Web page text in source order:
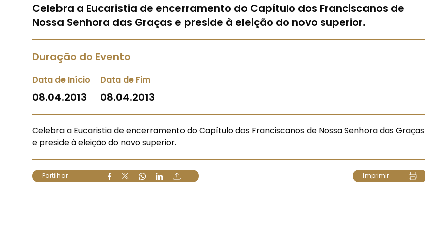
Celebra a Eucaristia de encerramento do Capítulo dos Franciscanos de
Nossa Senhora das Graças e preside à eleição do novo superior.
Duração do Evento
Data de Início
08.04.2013
Data de Fim
08.04.2013
Celebra a Eucaristia de encerramento do Capítulo dos Franciscanos de Nossa Senhora das Graças
e preside à eleição do novo superior.
Partilhar Imprimir